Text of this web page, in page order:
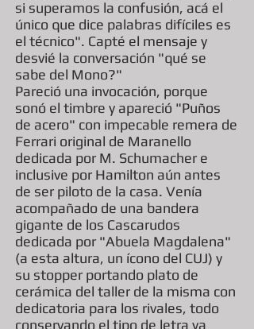
si superamos la confusión, acá el
único que dice palabras difíciles es
el técnico". Capté el mensaje y
desvié la conversación "qué se
sabe del Mono?"
Pareció una invocación, porque
sonó el timbre y apareció "Puños
de acero" con impecable remera de
Ferrari original de Maranello
dedicada por M. Schumacher e
inclusive por Hamilton aún antes
de ser piloto de la casa. Venía
acompañado de una bandera
gigante de los Cascarudos
dedicada por "Abuela Magdalena"
(a esta altura, un ícono del CUJ) y
su stopper portando plato de
cerámica del taller de la misma con
dedicatoria para los rivales, todo
conservando el tipo de letra ya